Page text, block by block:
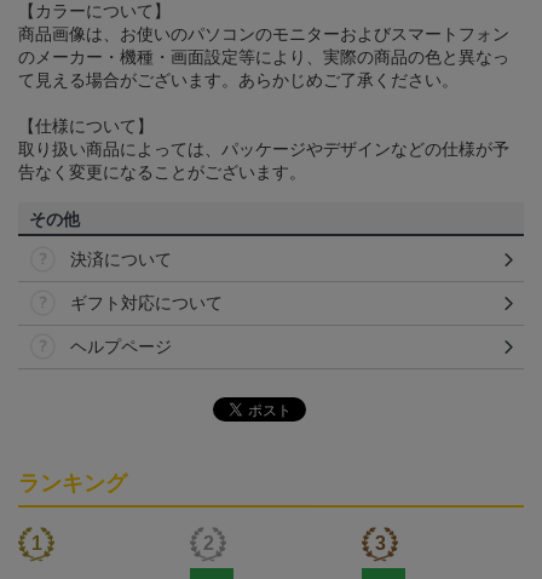
【カラーについて】
商品画像は、お使いのパソコンのモニターおよびスマートフォン
のメーカー・機種・画面設定等により、実際の商品の色と異なっ
て見える場合がございます。あらかじめご了承ください。
【仕様について】
取り扱い商品によっては、パッケージやデザインなどの仕様が予
告なく変更になることがございます。
その他
決済について
ギフト対応について
ヘルプページ
ランキング